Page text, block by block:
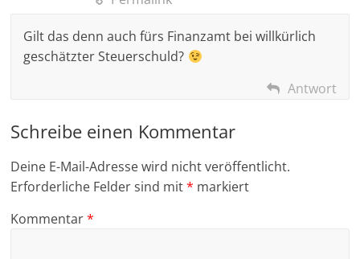
Gilt das denn auch fürs Finanzamt bei willkürlich
geschätzter Steuerschuld?
Antwort
Schreibe einen Kommentar
Deine E-Mail-Adresse wird nicht veröffentlicht.
Erforderliche Felder sind mit* markiert
Kommentar*